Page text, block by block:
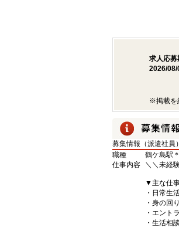
求人応募
2026/08/
※掲載を
募集情報（派遣社員）
職種
鶴ケ島駅
仕事内容
＼＼未経
▼主な仕
・日常生
・身の回
・エント
・生活相